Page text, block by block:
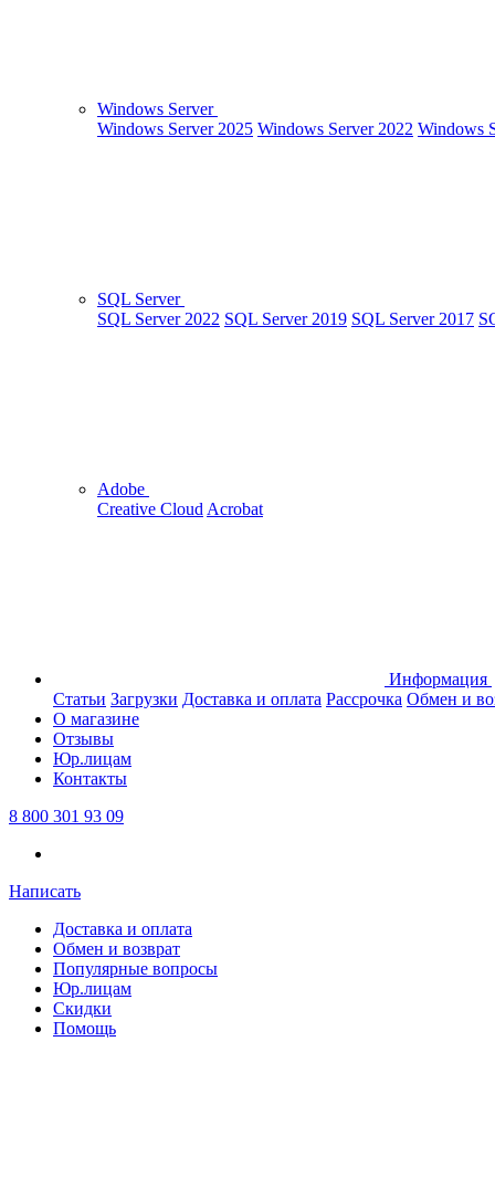
Windows Server
Windows Server 2025 Windows Server 2022 Windows
SQL Server
SQL Server 2022 SQL Server 2019 SQL Server 2017
Adobe
Creative Cloud Acrobat
Информация
Статьи Загрузки Доставка и оплата Рассрочка Обмен и
О магазине
Отзывы
Юр.лицам
Контакты
8 800 301 93 09
Написать
Доставка и оплата
Обмен и возврат
Популярные вопросы
Юр.лицам
Скидки
Помощь